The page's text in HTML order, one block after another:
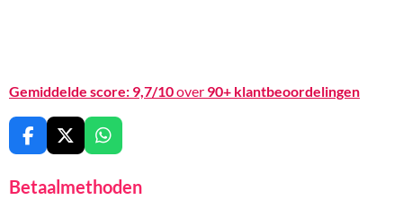
Gemiddelde score: 9,7/10over 90+ klantbeoordelingen
F
a
c
e
X
W
h
t
Betaalmethoden